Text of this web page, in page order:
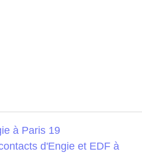
à Paris 19
d'Engie et EDF à